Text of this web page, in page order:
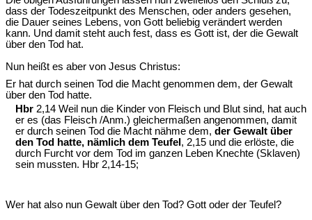
dass der Todeszeitpunkt des Menschen, oder anders gesehen,
die Dauer seines Lebens, von Gott beliebig verändert werden
kann. Und damit steht auch fest, dass es Gott ist, der die Gewalt
über den Tod hat.
Nun heißt es aber von Jesus Christus:
Er hat durch seinen Tod die Macht genommen dem, der Gewalt
über den Tod hatte.
Hbr 2,14 Weil nun die Kinder von Fleisch und Blut sind, hat auch
er es (das Fleisch /Anm.) gleichermaßen angenommen, damit
er durch seinen Tod die Macht nähme dem, der Gewalt über
den Tod hatte, nämlich dem Teufel , 2,15 und die erlöste, die
durch Furcht vor dem Tod im ganzen Leben Knechte (Sklaven)
sein mussten. Hbr 2,14-15;
Wer hat also nun Gewalt über den Tod? Gott oder der Teufel?